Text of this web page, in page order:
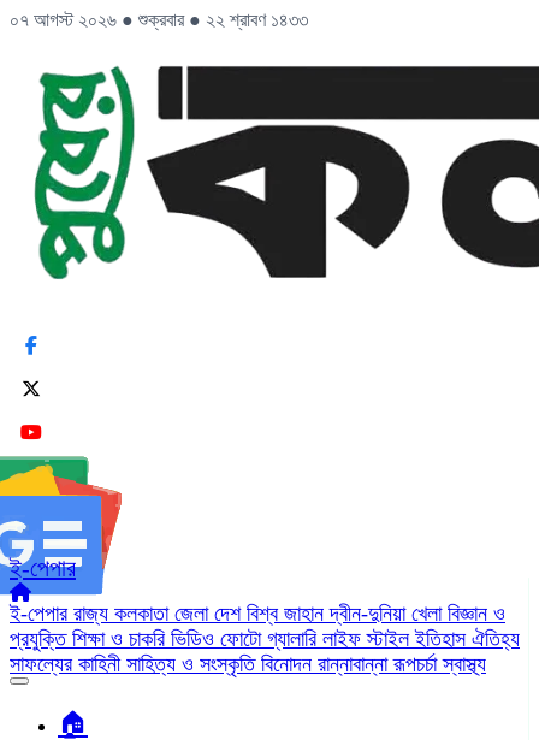
০৭ আগস্ট ২০২৬ ● শুক্রবার ● ২২ শ্রাবণ ১৪৩৩
ই-পেপার
ই-পেপার রাজ্য কলকাতা জেলা দেশ বিশ্ব জাহানদ্বীন-দুনিয়া খেলা বিজ্ঞান ও
প্রযুক্তি শিক্ষা ও চাকরি ভিডিও ফোটো গ্যালারি লাইফ স্টাইলইতিহাস ঐতিহ্য
সাফল্যের কাহিনী সাহিত্য ও সংস্কৃতি বিনোদন রান্নাবান্নারূপচর্চাস্বাস্থ্য
🏠︎